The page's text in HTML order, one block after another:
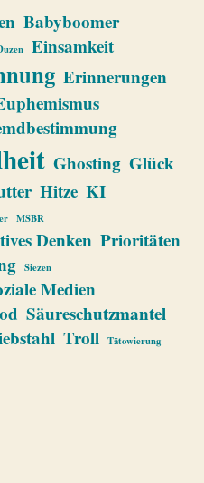
Babyboomer
Einsamkeit
Erinnerungen
Ghosting Glück
Hitze KI
MSBR
Denken Prioritäten
Siezen
Medien
Säureschutzmantel
Troll Tätowierung